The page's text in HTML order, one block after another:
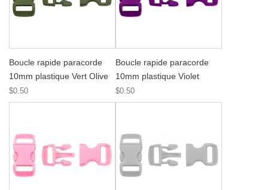
Boucle rapide paracorde
10mm plastique Vert Olive
$0.50
Boucle rapide paracorde
10mm plastique Violet
$0.50